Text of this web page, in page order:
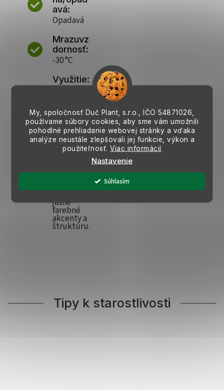
My, spoločnosť Duč Plant, s.r.o., IČO 54871026,
používame súbory cookies, aby sme vám umožnili
pohodlné prehliadanie webovej stránky a vďaka
analýze neustále zlepšovali jej funkcie, výkon a
použiteľnosť.Viac informácií
Nastavenie
Súhlasím
avá:
Opadavá
Mrazuvz
dornosť:
-30 °C
Využitie:
farebné
záhony,
nízke živé
ploty
alebo ako
solitér.
Jeho
sfarbenie
záhrade
jasné
farebné
akcenty a
štruktúru.
Tipy k starostlivosti